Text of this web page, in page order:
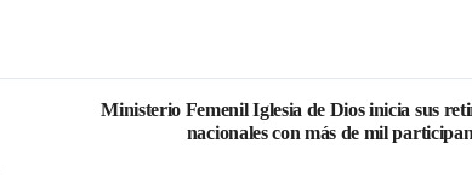
Ministerio Femenil Iglesia de Dios inicia sus
nacionales con más de mil